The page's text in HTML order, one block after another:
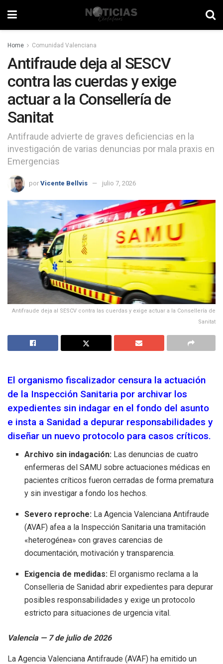
Home Comunidad Valenciana
Antifraude deja al SESCV
contra las cuerdas y exige
actuar a la Consellería de
Sanitat
Antifraude advierte de graves deficiencias en la
investigación de varias denuncias por mala praxis en
Emergencias
por Vicente Bellvis julio 7, 2026
Antifraude deja al SESCV contra las cuerdas y exige actuar a la Consellería de
Sanitat
El organismo fiscalizador censura la actuación
de la Inspección Sanitaria por archivar los
expedientes sin indagar en el fondo del asunto
e insta a Sanidad a depurar responsabilidades y
diseñar un nuevo protocolo para casos críticos.
Archivo sin indagación: Las denuncias de cuatro
enfermeras del SAMU sobre actuaciones médicas en
pacientes críticos fueron cerradas de forma prematura
y sin investigar a fondo los hechos.
Severo reproche: La Agencia Valenciana Antifraude
(AVAF) afea a la Inspección Sanitaria una tramitación
«heterogénea» con graves carencias de
documentación, motivación y transparencia.
Exigencia de medidas: El organismo reclama a la
Conselleria de Sanidad abrir expedientes para depurar
posibles responsabilidades y exige un protocolo
estricto para situaciones de urgencia vital.
Valencia — 7 de julio de 2026
La Agencia Valenciana Antifraude (AVAF) ha emitido un